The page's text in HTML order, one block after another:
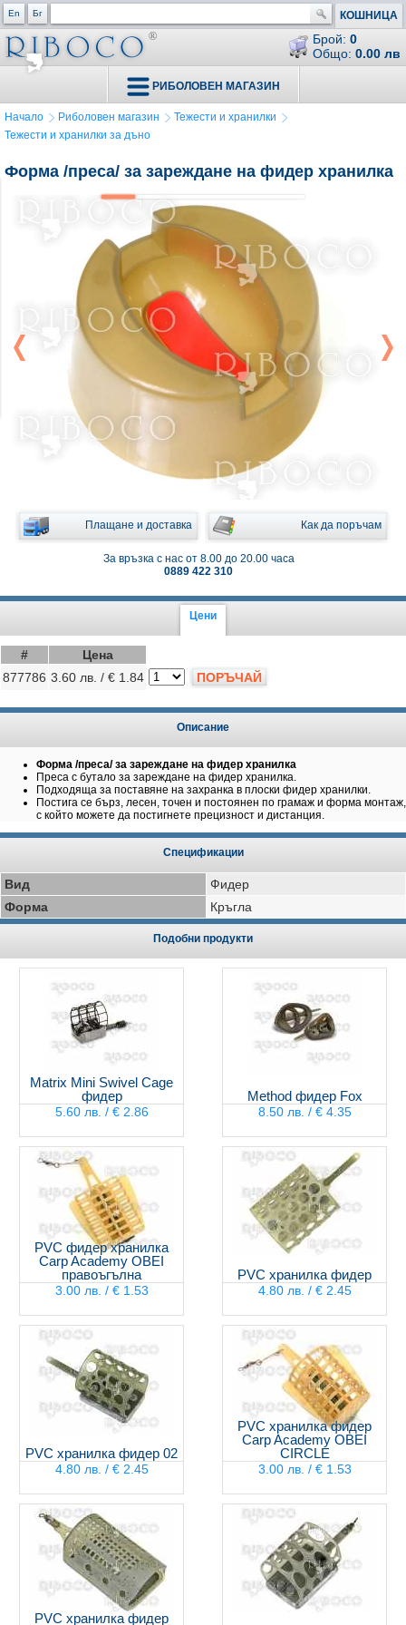
En Бг КОШНИЦА
Брой: 0
Общо: 0.00 лв
РИБОЛОВЕН МАГАЗИН
Начало Риболовен магазин
Тежести и хранилки
Тежести и хранилки за дъно
Форма /преса/ за зареждане на фидер хранилка
Плащане и доставка Как да поръчам
За връзка с нас от 8.00 до 20.00 часа
0889 422 310
Цени
#
Цена
877786 3.60 лв. / € 1.84 ПОРЪЧАЙ
Описание
Форма /преса/ за зареждане на фидер хранилка
Преса с бутало за зареждане на фидер хранилка.
Подходяща за поставяне на захранка в плоски фидер хранилки.
Постига се бърз, лесен, точен и постоянен по грамаж и форма монтаж,
с който можете да постигнете прецизност и дистанция.
Спецификации
Вид
Фидер
Форма
Кръгла
Подобни продукти
Matrix Mini Swivel Cage
фидер
5.60 лв. / € 2.86
Method фидер Fox
8.50 лв. / € 4.35
PVC фидер хранилка
Carp Academy OBEI
правоъгълна
3.00 лв. / € 1.53
PVC хранилка фидер
4.80 лв. / € 2.45
PVC хранилка фидер 02
4.80 лв. / € 2.45
PVC хранилка фидер
Carp Academy OBEI
CIRCLE
3.00 лв. / € 1.53
PVC хранилка фидер